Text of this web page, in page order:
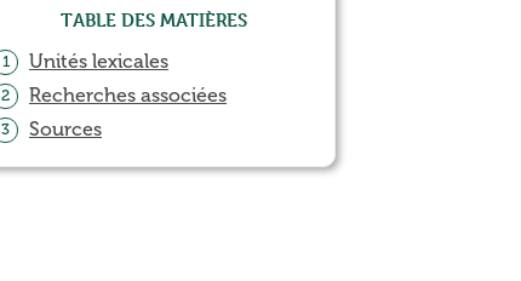
Table des matières
1 Unités lexicales
2 Recherches associées
3 Sources